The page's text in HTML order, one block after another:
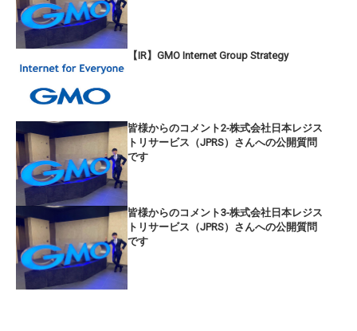
【IR】GMO Internet Group Strategy
皆様からのコメント2-株式会社日本レジス
トリサービス（JPRS）さんへの公開質問
です
皆様からのコメント3-株式会社日本レジス
トリサービス（JPRS）さんへの公開質問
です